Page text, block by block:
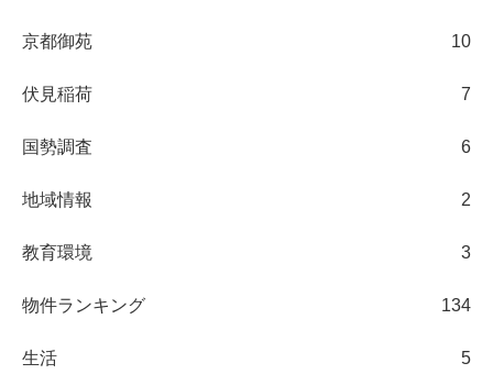
京都御苑 10
伏見稲荷 7
国勢調査 6
地域情報 2
教育環境 3
物件ランキング 134
生活 5